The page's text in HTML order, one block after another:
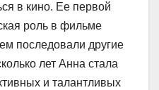
в кино. Ее первой
роль в фильме
последовали другие
лет Анна стала
и талантливых